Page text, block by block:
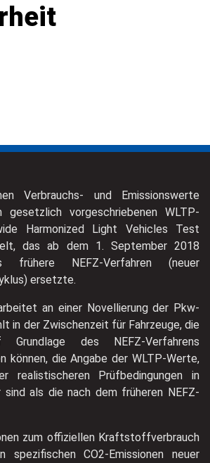
Verbrauchs- und Emissionswerte
gesetzlich vorgeschriebenen WLTP-
Harmonized Light Vehicles Test
das ab dem 1. September 2018
frühere NEFZ-Verfahren (neuer
ersetzte.
an einer Novellierung der Pkw-
in der Zwischenzeit für Fahrzeuge, die
des NEFZ-Verfahrens
können, die Angabe der WLTP-Werte,
realistischeren Prüfbedingungen in
sind als die nach dem früheren NEFZ-
zum offiziellen Kraftstoffverbrauch
spezifischen CO2-Emissionen neuer